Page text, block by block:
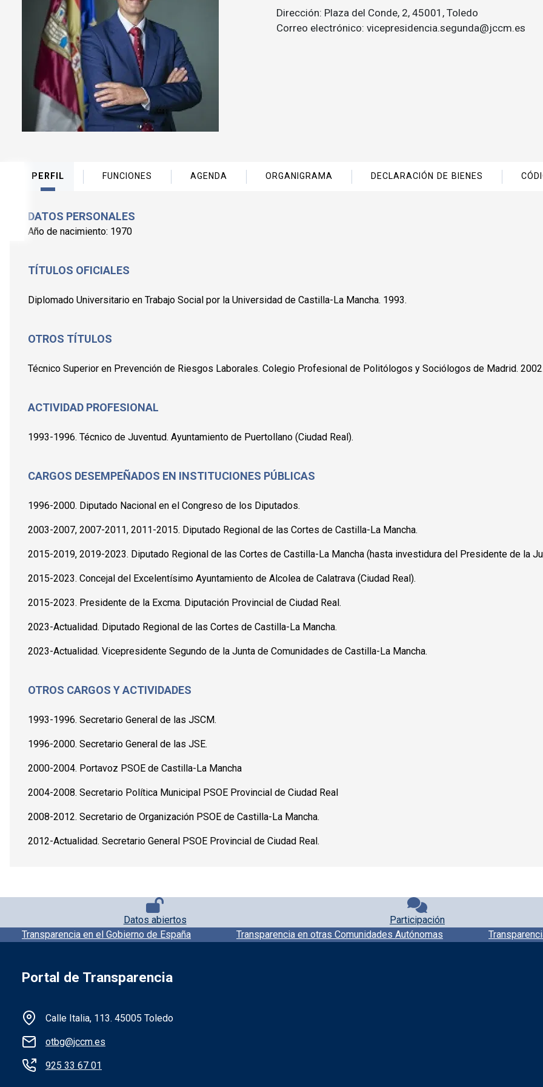
Dirección: Plaza del Conde, 2, 45001, Toledo
Correo electrónico: vicepresidencia.segunda@jccm.es
PERFIL FUNCIONES AGENDA ORGANIGRAMA DECLARACIÓN DE BIENES
DATOS PERSONALES
Año de nacimiento: 1970
TÍTULOS OFICIALES
Diplomado Universitario en Trabajo Social por la Universidad de Castilla-La Mancha. 1993.
OTROS TÍTULOS
Técnico Superior en Prevención de Riesgos Laborales. Colegio Profesional de Politólogos y Sociólogos de Madrid.
ACTIVIDAD PROFESIONAL
1993-1996. Técnico de Juventud. Ayuntamiento de Puertollano (Ciudad Real).
CARGOS DESEMPEÑADOS EN INSTITUCIONES PÚBLICAS
1996-2000. Diputado Nacional en el Congreso de los Diputados.
2003-2007, 2007-2011, 2011-2015. Diputado Regional de las Cortes de Castilla-La Mancha.
2015-2019, 2019-2023. Diputado Regional de las Cortes de Castilla-La Mancha (hasta investidura del Presidente de la
2015-2023. Concejal del Excelentísimo Ayuntamiento de Alcolea de Calatrava (Ciudad Real).
2015-2023. Presidente de la Excma. Diputación Provincial de Ciudad Real.
2023-Actualidad. Diputado Regional de las Cortes de Castilla-La Mancha.
2023-Actualidad. Vicepresidente Segundo de la Junta de Comunidades de Castilla-La Mancha.
OTROS CARGOS Y ACTIVIDADES
1993-1996. Secretario General de las JSCM.
1996-2000. Secretario General de las JSE.
2000-2004. Portavoz PSOE de Castilla-La Mancha
2004-2008. Secretario Política Municipal PSOE Provincial de Ciudad Real
2008-2012. Secretario de Organización PSOE de Castilla-La Mancha.
2012-Actualidad. Secretario General PSOE Provincial de Ciudad Real.
Pie de página con iconos
Datos abiertos Participación
Pie de pagina información
Transparencia en el Gobierno de España Transparencia en otras Comunidades Autónomas
Portal de Transparencia
Información de la institución
Calle Italia, 113. 45005 Toledo
otbg@jccm.es
925 33 67 01